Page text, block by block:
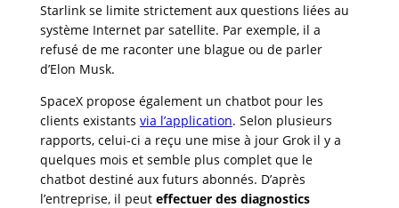
Starlink se limite strictement aux questions liées au
système Internet par satellite. Par exemple, il a
refusé de me raconter une blague ou de parler
d’Elon Musk.
SpaceX propose également un chatbot pour les
clients existants via l’application. Selon plusieurs
rapports, celui-ci a reçu une mise à jour Grok il y a
quelques mois et semble plus complet que le
chatbot destiné aux futurs abonnés. D’après
l’entreprise, il peut effectuer des diagnostics